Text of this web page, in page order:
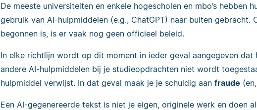
De meeste universiteiten en enkele hogescholen en mbo’s hebben
gebruik van AI-hulpmiddelen (e.g., ChatGPT) naar buiten gebracht.
begonnen is, is er vaak nog geen officieel beleid.
In elke richtlijn wordt op dit moment in ieder geval aangegeven dat
andere AI-hulpmiddelen bij je studieopdrachten niet wordt
hulpmiddel verwijst. In dat geval maak je je schuldig aan fraude
Een AI-gegenereerde tekst is niet je eigen, originele werk en doen